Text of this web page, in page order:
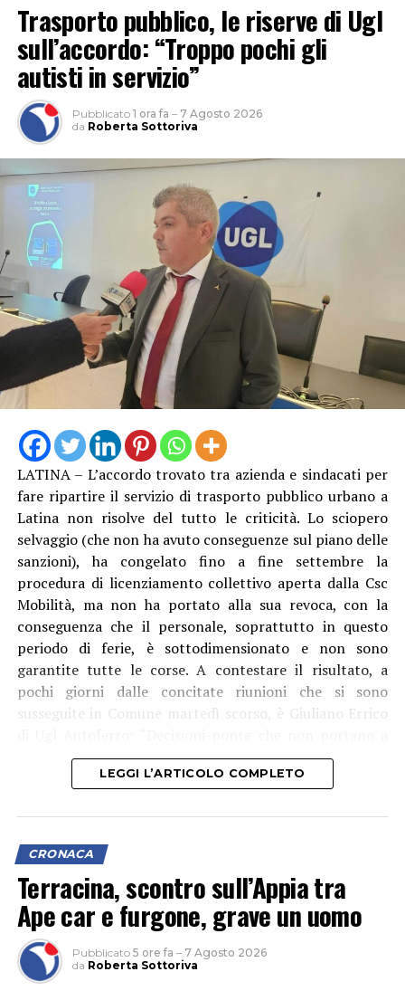
Trasporto pubblico, le riserve di Ugl
sull’accordo: “Troppo pochi gli
autisti in servizio”
Pubblicato 1 ora fa – 7 Agosto 2026
da Roberta Sottoriva
LATINA – L’accordo trovato tra azienda e sindacati per
fare ripartire il servizio di trasporto pubblico urbano a
Latina non risolve del tutto le criticità. Lo sciopero
selvaggio (che non ha avuto conseguenze sul piano delle
sanzioni), ha congelato fino a fine settembre la
procedura di licenziamento collettivo aperta dalla Csc
Mobilità, ma non ha portato alla sua revoca, con la
conseguenza che il personale, soprattutto in questo
periodo di ferie, è sottodimensionato e non sono
garantite tutte le corse. A contestare il risultato, a
pochi giorni dalle concitate riunioni che si sono
susseguite in Comune martedì scorso, è Giuliano Errico
nulla”, afferma.
LEGGI L’ARTICOLO COMPLETO
CRONACA
Terracina, scontro sull’Appia tra
Ape car e furgone, grave un uomo
Pubblicato 5 ore fa – 7 Agosto 2026
da Roberta Sottoriva